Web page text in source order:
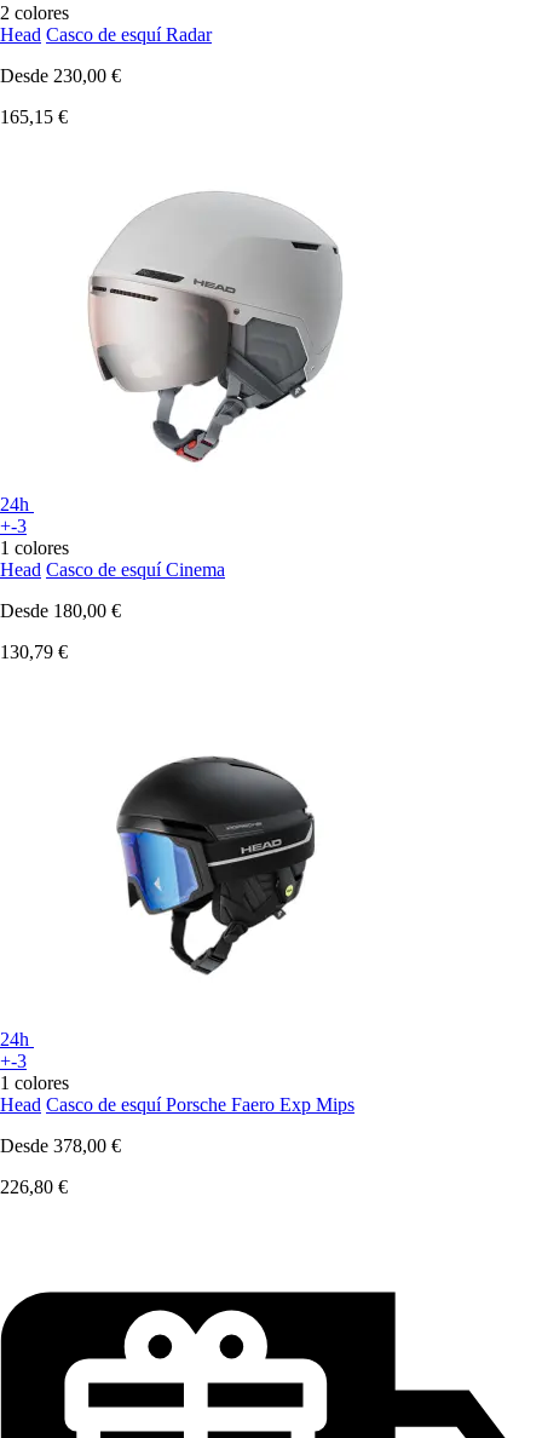
2 colores
Head Casco de esquí Radar
Desde 230,00 €
165,15 €
24h
+-3
1 colores
Head Casco de esquí Cinema
Desde 180,00 €
130,79 €
24h
+-3
1 colores
Head Casco de esquí Porsche Faero Exp Mips
Desde 378,00 €
226,80 €